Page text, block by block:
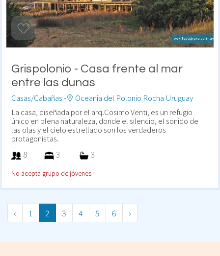
Grispolonio - Casa frente al mar
entre las dunas
Casas/Cabañas -
Oceanía del Polonio Rocha Uruguay
La casa, diseñada por el arq.Cosimo Venti, es un refugio
único en plena naturaleza, donde el silencio, el sonido de
las olas y el cielo estrellado son los verdaderos
protagonistas.
8 3 3
No acepta grupo de jóvenes
‹ 1 2 3 4 5 6 ›